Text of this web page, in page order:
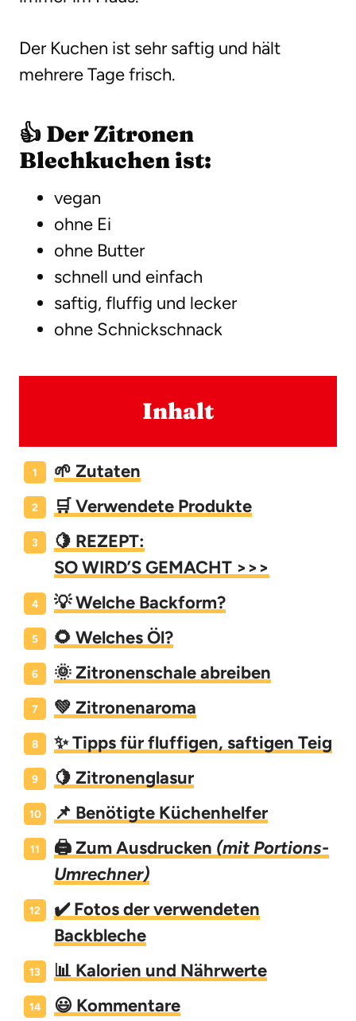
Der Kuchen ist sehr saftig und hält
mehrere Tage frisch.
👍 Der Zitronen
Blechkuchen ist:
vegan
ohne Ei
ohne Butter
schnell und einfach
saftig, fluffig und lecker
ohne Schnickschnack
Inhalt
🌱 Zutaten
🛒 Verwendete Produkte
🍋 REZEPT:
SO WIRD’S GEMACHT >>>
💡 Welche Backform?
🌻 Welches Öl?
🌞 Zitronenschale abreiben
💚 Zitronenaroma
✨ Tipps für fluffigen, saftigen Teig
🍋 Zitronenglasur
📌 Benötigte Küchenhelfer
🖨️ Zum Ausdrucken (mit Portions-
Umrechner)
✔️ Fotos der verwendeten
Backbleche
📊 Kalorien und Nährwerte
😃 Kommentare